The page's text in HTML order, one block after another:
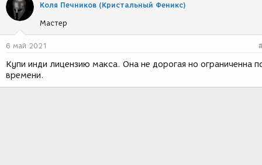
Коля Печников (Кристальный Феникс)
Мастер
6 май 2021
Купи инди лицензию макса. Она не дорогая но ограниченна
времени.